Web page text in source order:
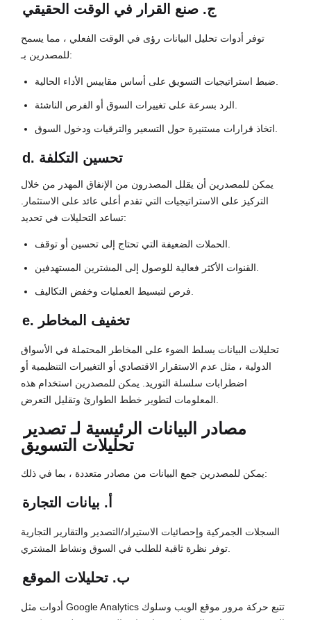
ج. صنع القرار في الوقت الحقيقي
توفر أدوات تحليل البيانات رؤى في الوقت الفعلي ، مما يسمح
للمصدرين بـ:
ضبط استراتيجيات التسويق على أساس مقاييس الأداء الحالية.
الرد بسرعة على تغييرات السوق أو الفرص الناشئة.
اتخاذ قرارات مستنيرة حول التسعير والترقيات ودخول السوق.
d. تحسين التكلفة
يمكن للمصدرين أن يقلل المصدرون من الإنفاق المهدر من خلال
التركيز على الاستراتيجيات التي تقدم أعلى عائد على الاستثمار.
تساعد التحليلات في تحديد:
الحملات الضعيفة التي تحتاج إلى تحسين أو توقف.
القنوات الأكثر فعالية للوصول إلى المشترين المستهدفين.
فرص لتبسيط العمليات وخفض التكاليف.
e. تخفيف المخاطر
تحليلات البيانات يسلط الضوء على المخاطر المحتملة في الأسواق
الدولية ، مثل عدم الاستقرار الاقتصادي أو التغييرات التنظيمية أو
اضطرابات سلسلة التوريد. يمكن للمصدرين استخدام هذه
المعلومات لتطوير خطط الطوارئ وتقليل التعرض.
مصادر البيانات الرئيسية لـ تصدير
تحليلات التسويق
يمكن للمصدرين جمع البيانات من مصادر متعددة ، بما في ذلك:
أ. بيانات التجارة
السجلات الجمركية وإحصائيات الاستيراد/التصدير والتقارير التجارية
توفر نظرة ثاقبة للطلب في السوق ونشاط المشتري.
ب. تحليلات الموقع
أدوات مثل Google Analytics تتبع حركة مرور موقع الويب وسلوك